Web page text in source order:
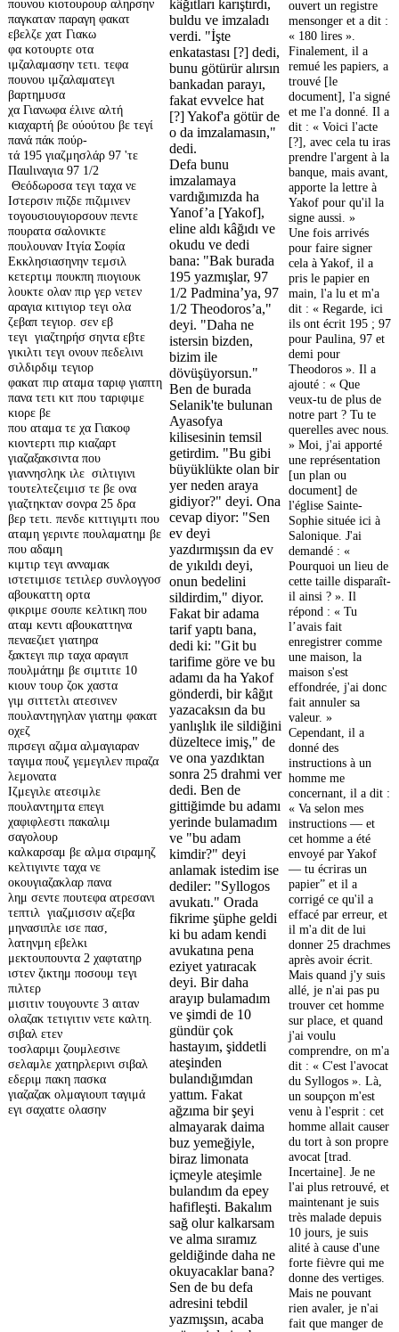
πουνου κιοτουρουρ αληρσην
παγκαταν παραγη φακατ
εβελζε χατ Γιακω
φα κοτουρτε οτα
ιμζαλαμασην τετι. τεφα
πουνου ιμζαλαματεγι
βαρτημυσα
χα Γιανωφα έλινε αλτή
κιαχαρτή βε ούούτου βε τεγί
πανά πάκ πούρ-
τά 195 γιαζμησλάρ 97 'τε
Παulιναγια 97 1/2
Θεόδωροσα τεγι ταχα νε
Ιστερσιν πιζδε πιζιμινεν
τογουσιουγιορσουν πεντε
πουρατα σαλονικτε
πουλουναν Ιτγία Σοφία
Εκκλησιασηνην τεμσιλ
κετερτιμ πουκπη πιογιουκ
λουκτε ολαν πιρ γερ νετεν
αραγια κιτιγιορ τεγι ολα
ζεβαπ τεγιορ. σεν εβ
τεγι γιαζτηρήσ σηντα εβτε
γικιλτι τεγι ονουν πεδελινι
σιλδιρδιμ τεγιορ
φακατ πιρ αταμα ταριφ γιαπτη
πανα τετι κιτ που ταριφιμε
κιορε βε
που αταμα τε χα Γιακοφ
κιοντερτι πιρ κιαζαρτ
γιαζαξακσιντα που
γιαννησληκ ιλε σιλτιγινι
τουτελτεζειμισ τε βε ονα
γιαζτηκταν σονρα 25 δρα
βερ τετι. πενδε κιττιγιμτι που
αταμη γεριντε πουλαματημ βε
που αδαμη
κιμτιρ τεγι ανναμακ
ιστετιμισε τετιλερ συνλογγοσ
αβουκαττη ορτα
φικριμε σουπε κελτικη που
αταμ κεντι αβουκαττηνα
πεναεζιετ γιατηρα
ξακτεγι πιρ ταχα αραγιπ
πουλμάτημ βε σιμτιτε 10
κιουν τουρ ζοκ χαστα
γιμ σιττετλι ατεσινεν
πουλαντηγηλαν γιατημ φακατ
οχεζ
πιρσεγι αζιμα αλμαγιαραν
ταγιμα πουζ γεμεγιλεν πιραζα
λεμονατα
Ιζμεγιλε ατεσιμλε
πουλαντημτα επεγι
χαφιφλεστι πακαλιμ
σαγολουρ
καλκαρσαμ βε αλμα σιραμηζ
κελτιγιντε ταχα νε
οκουγιαζακλαρ πανα
λημ σεντε πουτεφα ατρεσανι
τεπτιλ γιαζμισσιν αζεβα
μηνασιπλε ισε πασ,
λατηνμη εβελκι
μεκτουπουντα 2 χαφτατηρ
ιστεν ζικτημ ποσουμ τεγι
πιλτερ
μισιτιν τουγουντε 3 αιταν
ολαζακ τετιγιτιν νετε καλτη.
σιβαλ ετεν
τοσλαριμι ζουμλεσινε
σελαμλε χατηρλερινι σιβαλ
εδεριμ πακη πασκα
γιαζαζακ ολμαγιουπ ταγιμά
εγι σαχαtτε ολασην
kâğıtları karıştırdı,
buldu ve imzaladı
verdi. "İşte
enkatastası [?] dedi,
bunu götürür alırsın
bankadan parayı,
fakat evvelce hat
[?] Yakof'a götür de
o da imzalamasın,"
dedi.
Defa bunu
imzalamaya
vardığımızda ha
Yanof’a [Yakof],
eline aldı kâğıdı ve
okudu ve dedi
bana: "Bak burada
195 yazmışlar, 97
1/2 Padmina’ya, 97
1/2 Theodoros’a,"
deyi. "Daha ne
istersin bizden,
bizim ile
dövüşüyorsun."
Ben de burada
Selanik'te bulunan
Ayasofya
kilisesinin temsil
getirdim. "Bu gibi
büyüklükte olan bir
yer neden araya
gidiyor?" deyi. Ona
cevap diyor: "Sen
ev deyi
yazdırmışsın da ev
de yıkıldı deyi,
onun bedelini
sildirdim," diyor.
Fakat bir adama
tarif yaptı bana,
dedi ki: "Git bu
tarifime göre ve bu
adamı da ha Yakof
gönderdi, bir kâğıt
yazacaksın da bu
yanlışlık ile sildiğini
düzeltece imiş," de
ve ona yazdıktan
sonra 25 drahmi ver
dedi. Ben de
gittiğimde bu adamı
yerinde bulamadım
ve "bu adam
kimdir?" deyi
anlamak istedim ise
dediler: "Syllogos
avukatı." Orada
fikrime şüphe geldi
ki bu adam kendi
avukatına pena
eziyet yatıracak
deyi. Bir daha
arayıp bulamadım
ve şimdi de 10
gündür çok
hastayım, şiddetli
ateşinden
bulandığımdan
yattım. Fakat
ağzıma bir şeyi
almayarak daima
buz yemeğiyle,
biraz limonata
içmeyle ateşimle
bulandım da epey
hafifleşti. Bakalım
sağ olur kalkarsam
ve alma sıramız
geldiğinde daha ne
οkuyacaklar bana?
Sen de bu defa
adresini tebdil
yazmışsın, acaba
ouvert un registre
mensonger et a dit :
« 180 lires ».
Finalement, il a
remué les papiers, a
trouvé [le
document], l'a signé
et me l'a donné. Il a
dit : « Voici l'acte
[?], avec cela tu iras
prendre l'argent à la
banque, mais avant,
apporte la lettre à
Yakof pour qu'il la
signe aussi. »
Une fois arrivés
pour faire signer
cela à Yakof, il a
pris le papier en
main, l'a lu et m'a
dit : « Regarde, ici
ils ont écrit 195 ; 97
pour Paulina, 97 et
demi pour
Theodoros ». Il a
ajouté : « Que
veux-tu de plus de
notre part ? Tu te
querelles avec nous.
» Moi, j'ai apporté
une représentation
[un plan ou
document] de
l'église Sainte-
Sophie située ici à
Salonique. J'ai
demandé : «
Pourquoi un lieu de
cette taille disparaît-
il ainsi ? ». Il
répond : « Tu
l’avais fait
enregistrer comme
une maison, la
maison s'est
effondrée, j'ai donc
fait annuler sa
valeur. »
Cependant, il a
donné des
instructions à un
homme me
concernant, il a dit :
« Va selon mes
instructions — et
cet homme a été
envoyé par Yakof
— tu écriras un
papier” et il a
corrigé ce qu'il a
effacé par erreur, et
il m'a dit de lui
donner 25 drachmes
après avoir écrit.
Mais quand j'y suis
allé, je n'ai pas pu
trouver cet homme
sur place, et quand
j'ai voulu
comprendre, on m'a
dit : « C'est l'avocat
du Syllogos ». Là,
un soupçon m'est
venu à l'esprit : cet
homme allait causer
du tort à son propre
avocat [trad.
Incertaine]. Je ne
l'ai plus retrouvé, et
maintenant je suis
très malade depuis
10 jours, je suis
alité à cause d'une
forte fièvre qui me
donne des vertiges.
Mais ne pouvant
rien avaler, je n'ai
fait que manger de